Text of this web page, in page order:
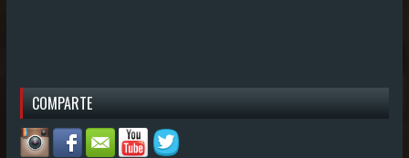
COMPARTE